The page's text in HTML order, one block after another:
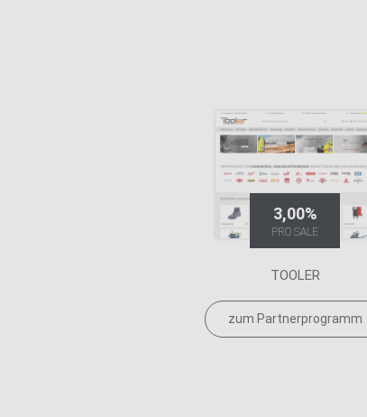
3,00%
PRO SALE
TOOLER
zum Partnerprogramm